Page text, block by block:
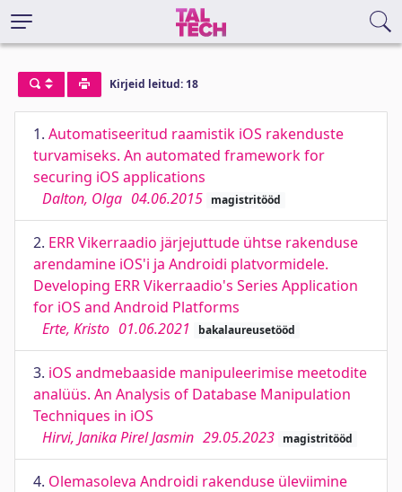
Kirjeid leitud: 18
1. Automatiseeritud raamistik iOS rakenduste
turvamiseks. An automated framework for
securing iOS applications
Dalton, Olga 04.06.2015 magistritööd
2. ERR Vikerraadio järjejuttude ühtse rakenduse
arendamine iOS'i ja Androidi platvormidele.
Developing ERR Vikerraadio's Series Application
for iOS and Android Platforms
Erte, Kristo 01.06.2021 bakalaureusetööd
3. iOS andmebaaside manipuleerimise meetodite
analüüs. An Analysis of Database Manipulation
Techniques in iOS
Hirvi, Janika Pirel Jasmin 29.05.2023 magistritööd
4. Olemasoleva Androidi rakenduse üleviimine